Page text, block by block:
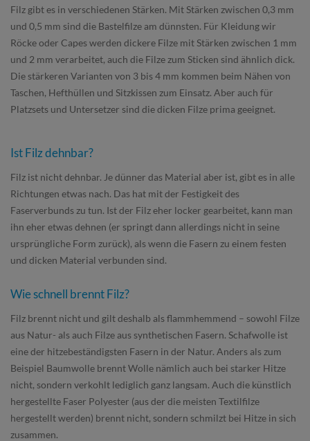
Filz gibt es in verschiedenen Stärken. Mit Stärken zwischen 0,3 mm
und 0,5 mm sind die Bastelfilze am dünnsten. Für Kleidung wir
Röcke oder Capes werden dickere Filze mit Stärken zwischen 1 mm
und 2 mm verarbeitet, auch die Filze zum Sticken sind ähnlich dick.
Die stärkeren Varianten von 3 bis 4 mm kommen beim Nähen von
Taschen, Hefthüllen und Sitzkissen zum Einsatz. Aber auch für
Platzsets und Untersetzer sind die dicken Filze prima geeignet.
Ist Filz dehnbar?
Filz ist nicht dehnbar. Je dünner das Material aber ist, gibt es in alle
Richtungen etwas nach. Das hat mit der Festigkeit des
Faserverbunds zu tun. Ist der Filz eher locker gearbeitet, kann man
ihn eher etwas dehnen (er springt dann allerdings nicht in seine
ursprüngliche Form zurück), als wenn die Fasern zu einem festen
und dicken Material verbunden sind.
Wie schnell brennt Filz?
Filz brennt nicht und gilt deshalb als flammhemmend – sowohl Filze
aus Natur- als auch Filze aus synthetischen Fasern. Schafwolle ist
eine der hitzebeständigsten Fasern in der Natur. Anders als zum
Beispiel Baumwolle brennt Wolle nämlich auch bei starker Hitze
nicht, sondern verkohlt lediglich ganz langsam. Auch die künstlich
hergestellte Faser Polyester (aus der die meisten Textilfilze
hergestellt werden) brennt nicht, sondern schmilzt bei Hitze in sich
zusammen.